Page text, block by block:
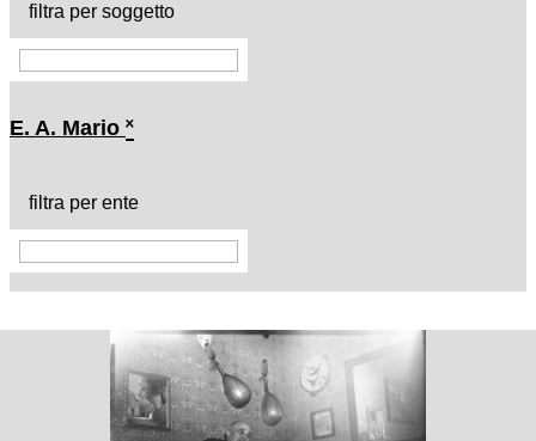
filtra per soggetto
E. A. Mario ˟
filtra per ente